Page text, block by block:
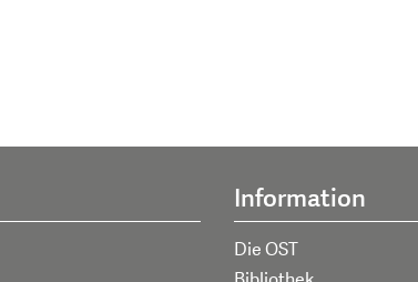
Information
Die OST